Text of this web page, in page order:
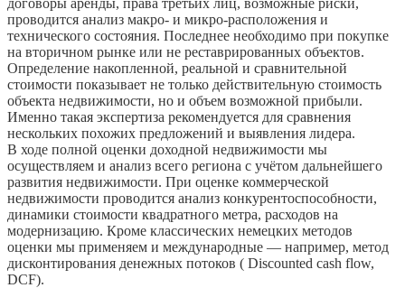
проводится анализ макро- и микро-расположения и
технического состояния. Последнее необходимо при покупке
на вторичном рынке или не реставрированных объектов.
Определение накопленной, реальной и сравнительной
стоимости показывает не только действительную стоимость
объекта недвижимости, но и объем возможной прибыли.
Именно такая экспертиза рекомендуется для сравнения
нескольких похожих предложений и выявления лидера.
В ходе полной оценки доходной недвижимости мы
осуществляем и анализ всего региона с учётом дальнейшего
развития недвижимости. При оценке коммерческой
недвижимости проводится анализ конкурентоспособности,
динамики стоимости квадратного метра, расходов на
модернизацию. Кроме классических немецких методов
оценки мы применяем и международные — например, метод
дисконтирования денежных потоков ( Discounted cash flow,
DCF).